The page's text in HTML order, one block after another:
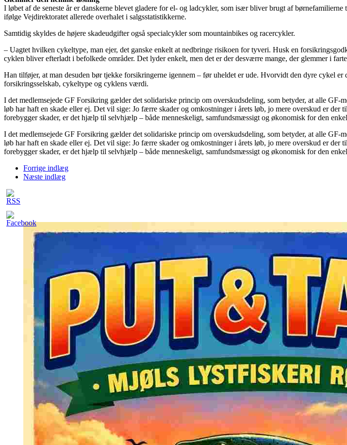
I løbet af de seneste år er danskerne blevet gladere for el- og ladcykler, som især bliver brugt af
ifølge Vejdirektoratet allerede overhalet i salgsstatistikkerne.
Samtidig skyldes de højere skadeudgifter også specialcykler som mountainbikes og racercykler.
– Uagtet hvilken cykeltype, man ejer, det ganske enkelt at nedbringe risikoen for tyveri. Husk en
cyklen bliver efterladt i befolkede områder. Det lyder enkelt, men det er der desværre mange, der glemmer i
Han tilføjer, at man desuden bør tjekke forsikringerne igennem – før uheldet er ude. Hvorvidt den dyre
forsikringsselskab, cykeltype og cyklens værdi.
I det medlemsejede GF Forsikring gælder det solidariske princip om overskudsdeling, som betyder, at alle GF-
løb har haft en skade eller ej. Det vil sige: Jo færre skader og omkostninger i årets løb, jo mere overskud er
forebygger skader, er det hjælp til selvhjælp – både menneskeligt, samfundsmæssigt og økonomisk for den
I det medlemsejede GF Forsikring gælder det solidariske princip om overskudsdeling, som betyder, at alle GF-
løb har haft en skade eller ej. Det vil sige: Jo færre skader og omkostninger i årets løb, jo mere overskud er
forebygger skader, er det hjælp til selvhjælp – både menneskeligt, samfundsmæssigt og økonomisk for den
Forrige indlæg
Næste indlæg